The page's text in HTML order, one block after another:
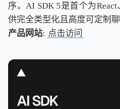
序。AI SDK 5是首个为
供完全类型化且高度可定制
产品网站: 点击访问